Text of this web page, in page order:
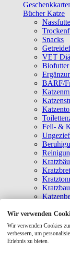
Bücher Katze
Snacks
VET
Biofutter
BARF/
Fell- &
Wir verwenden
Wir verwenden Cookies
verbessern, um
Erlebnis zu bieten.